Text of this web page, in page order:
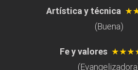
Artística y técnica
(Buena)
Fe y valores